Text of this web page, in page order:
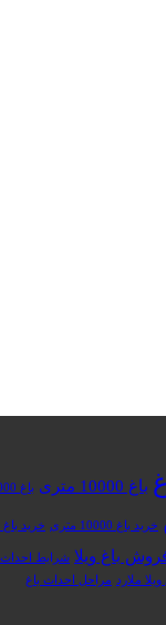
باغ 10000 متری باغ 10000 متری در ملارد
خرید باغ 10000 متری خرید
باغ ویلا شرایط احداث
ملارد مراحل احداث باغ